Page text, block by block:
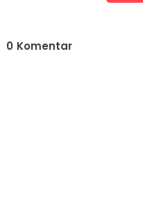
0 Komentar